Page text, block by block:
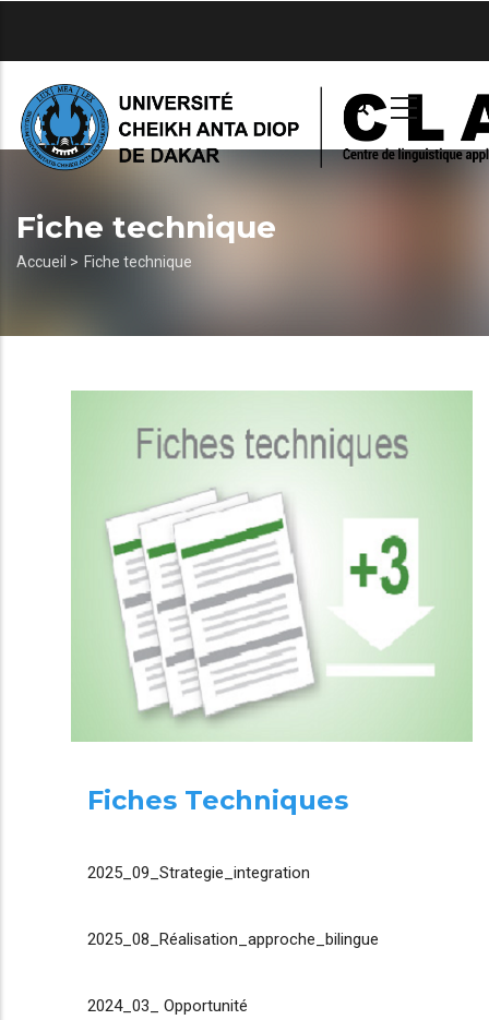
principal
Fiche technique
Fil
Accueil > Fiche technique
Fiches Techniques
2025_09_Strategie_integration
2025_08_Réalisation_approche_bilingue
2024_03_ Opportunité